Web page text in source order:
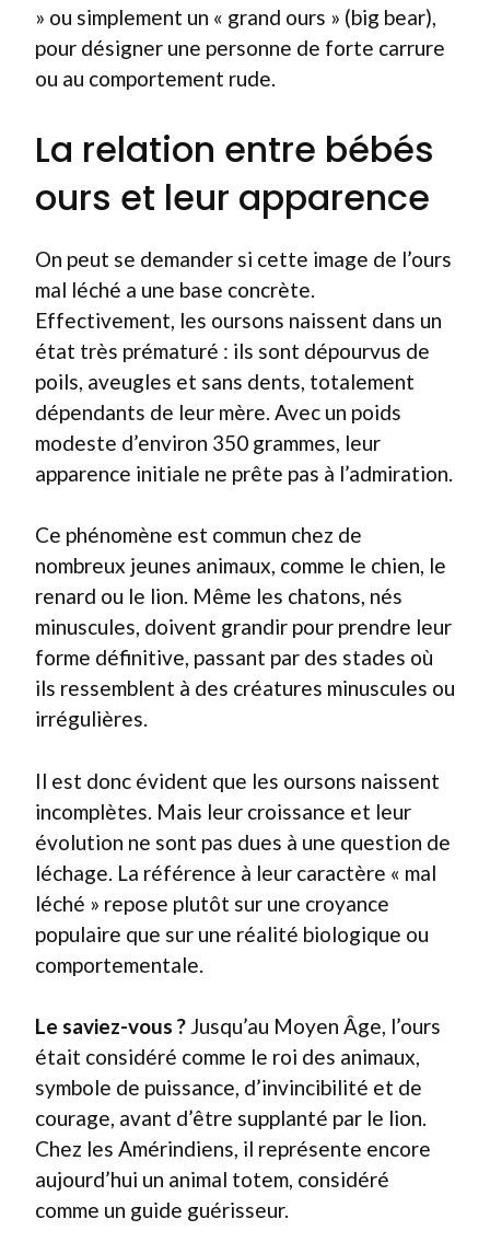
» ou simplement un « grand ours » (big bear),
pour désigner une personne de forte carrure
ou au comportement rude.
La relation entre bébés
ours et leur apparence
On peut se demander si cette image de l’ours
mal léché a une base concrète.
Effectivement, les oursons naissent dans un
état très prématuré : ils sont dépourvus de
poils, aveugles et sans dents, totalement
dépendants de leur mère. Avec un poids
modeste d’environ 350 grammes, leur
apparence initiale ne prête pas à l’admiration.
Ce phénomène est commun chez de
nombreux jeunes animaux, comme le chien, le
renard ou le lion. Même les chatons, nés
minuscules, doivent grandir pour prendre leur
forme définitive, passant par des stades où
ils ressemblent à des créatures minuscules ou
irrégulières.
Il est donc évident que les oursons naissent
incomplètes. Mais leur croissance et leur
évolution ne sont pas dues à une question de
léchage. La référence à leur caractère « mal
léché » repose plutôt sur une croyance
populaire que sur une réalité biologique ou
comportementale.
Le saviez-vous ? Jusqu’au Moyen Âge, l’ours
était considéré comme le roi des animaux,
symbole de puissance, d’invincibilité et de
courage, avant d’être supplanté par le lion.
Chez les Amérindiens, il représente encore
aujourd’hui un animal totem, considéré
comme un guide guérisseur.